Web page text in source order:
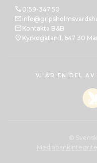
0159-347 50
Kontakta B&B
Kyrkogatan 1, 647 30
VI ÄR EN DEL AV